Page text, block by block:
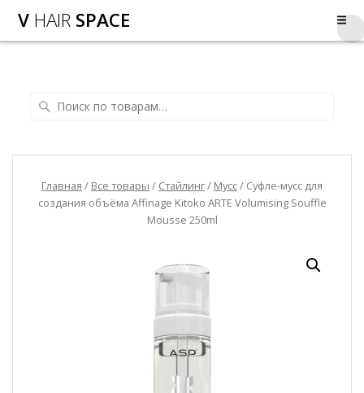
V HAIR SPACE
Главная / Все товары / Стайлинг/ Мусс/ Суфле-мусс для
создания объёма Affinage Kitoko ARTE Volumising Souffle
Mousse 250ml